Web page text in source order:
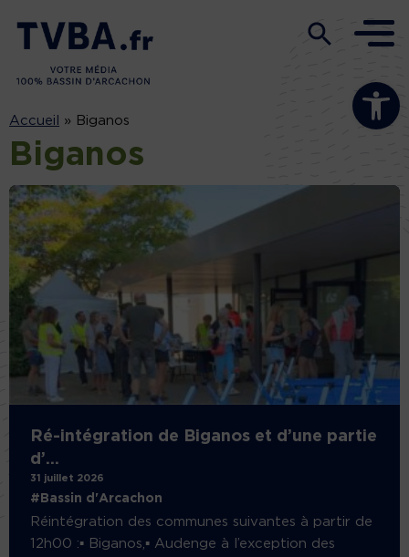
Ouvrir la
Accueil » Biganos
Biganos
Ré-intégration de Biganos et d’une partie
d’...
31 juillet 2026
#Bassin d'Arcachon
Réintégration des communes suivantes à partir de
12h00 :▪️ Biganos,▪️ Audenge à l’exception des